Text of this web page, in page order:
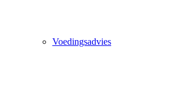
Voedingsadvies